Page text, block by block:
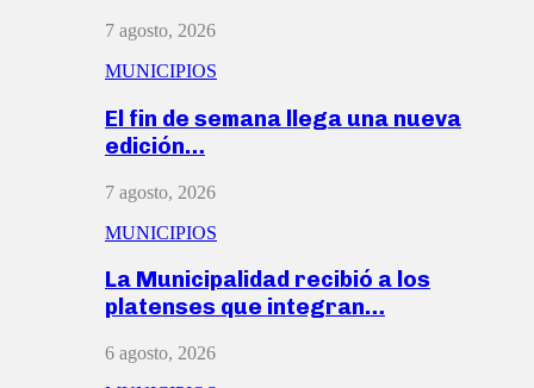
7 agosto, 2026
MUNICIPIOS
El fin de semana llega una nueva
edición…
7 agosto, 2026
MUNICIPIOS
La Municipalidad recibió a los
platenses que integran…
6 agosto, 2026